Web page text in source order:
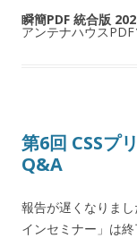
瞬簡PDF 統合版
アンテナハウス
第6回 CSSプ
Q&A
報告が遅くなりま
インセミナー」は終